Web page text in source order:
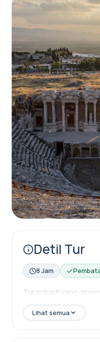
Detil Tur
8 Jam
Tur pribadi yang
Lihat semua